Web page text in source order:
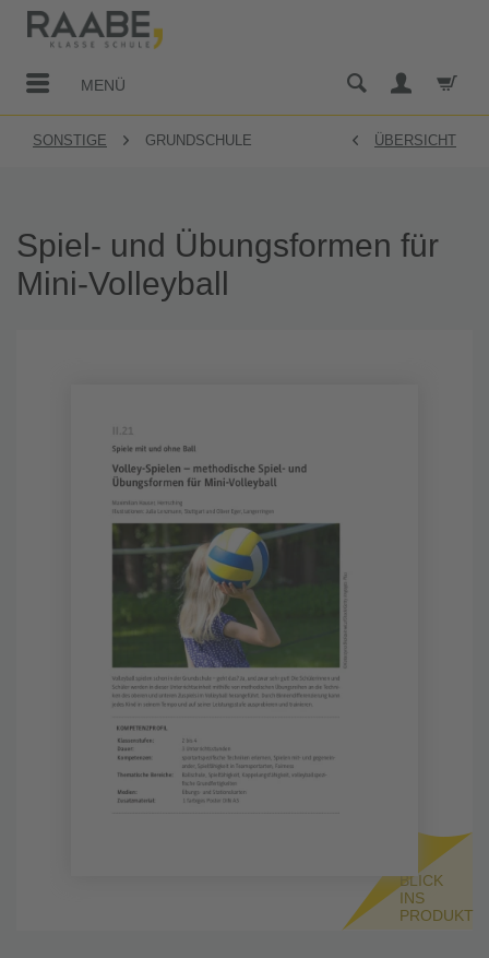
MENÜ
SONSTIGE GRUNDSCHULE ÜBERSICHT
Spiel- und Übungsformen für
Mini-Volleyball
BLICK
INS
PRODUKT